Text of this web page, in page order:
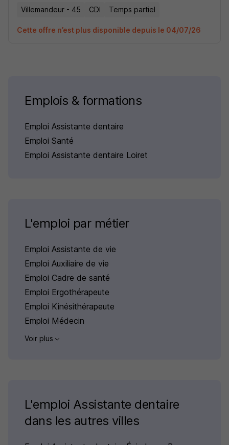
Villemandeur - 45 CDI Temps partiel
Cette offre n’est plus disponible depuis le 04/07/26
Emplois & formations
Emploi Assistante dentaire
Emploi Santé
Emploi Assistante dentaire Loiret
L'emploi par métier
Emploi Assistante de vie
Emploi Auxiliaire de vie
Emploi Cadre de santé
Emploi Ergothérapeute
Emploi Kinésithérapeute
Emploi Médecin
Voir plus
L'emploi Assistante dentaire
dans les autres villes